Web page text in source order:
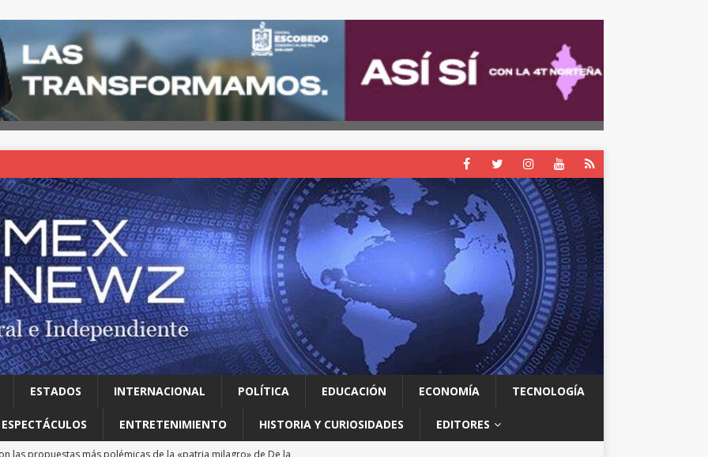
ESTADOS INTERNACIONAL POLÍTICA EDUCACIÓN ECONOMÍA TECNOLOGÍA
ESPECTÁCULOS ENTRETENIMIENTO HISTORIA Y CURIOSIDADES EDITORES
las propuestas más polémicas de la «patria milagro» de De la